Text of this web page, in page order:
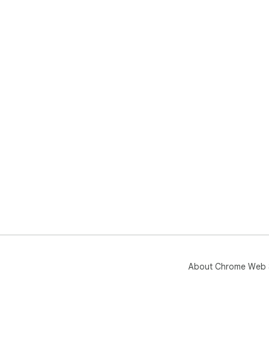
About Chrome Web